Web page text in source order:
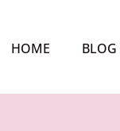
HOME BLOG